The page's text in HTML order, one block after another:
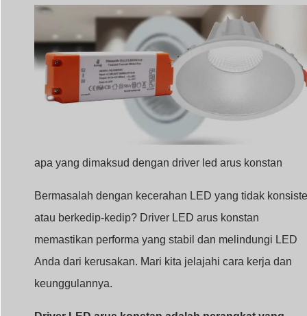
Bermasalah dengan kecerahan LED yang tidak
atau berkedip-kedip? Driver LED arus konstan
memastikan performa yang stabil dan melindungi LED
Anda dari kerusakan. Mari kita jelajahi cara kerja dan
keunggulannya.
Driver LED arus konstan adalah perangkat yang
memberikan arus output tetap ke lampu LED,
melindungi LED dari kerusakan yang disebabkan
oleh daya yang berfluktuasi. Driver ini ideal untuk
sistem LED yang memerlukan presisi dan daya
Penasaran tentang bagaimana driver ini